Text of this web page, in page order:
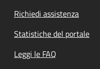
Richiedi assistenza
Statistiche del portale
Leggi le FAQ